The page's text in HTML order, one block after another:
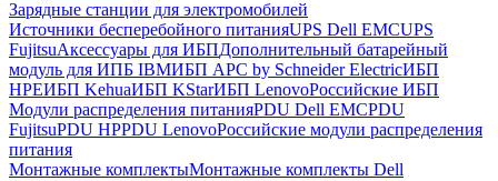
Зарядные станции для электромобилей
Источники бесперебойного питанияUPS Dell EMCUPS
FujitsuАксессуары для ИБПДополнительный батарейный
модуль для ИПБ IBMИБП APC by Schneider ElectricИБП
HPEИБП KehuaИБП KStarИБП LenovoРоссийские ИБП
Модули распределения питанияPDU Dell EMCPDU
FujitsuPDU HPPDU LenovoРоссийские модули распределения
питания
Монтажные комплектыМонтажные комплекты Dell